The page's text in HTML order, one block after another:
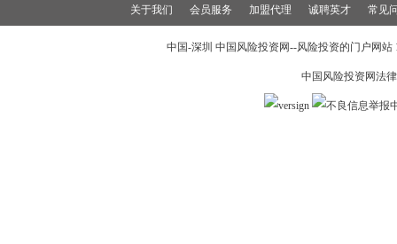
关于我们 会员服务 加盟代理 诚聘英才 常见
中国-深圳 中国风险投资网--风险投资的门户网
中国风险投资网法